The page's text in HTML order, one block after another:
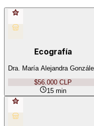
Ecografía
Dra. María Alejandra
$56.000 CLP
15 min